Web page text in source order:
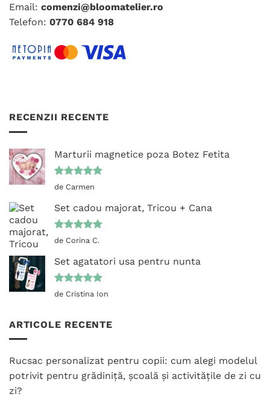
Email: comenzi@bloomatelier.ro
Telefon: 0770 684 918
RECENZII RECENTE
Marturii magnetice poza Botez Fetita
Evaluat la
de Carmen
Set cadou majorat, Tricou + Cana
Evaluat la
de Corina C.
Set agatatori usa pentru nunta
Evaluat la
de Cristina Ion
ARTICOLE RECENTE
Rucsac personalizat pentru copii: cum alegi modelul
potrivit pentru grădiniță, școală și activitățile de zi cu
zi?